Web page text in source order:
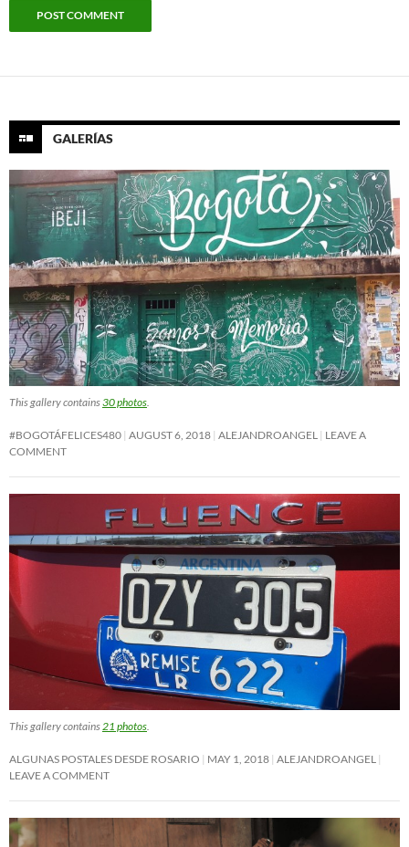
GALERÍAS
This gallery contains30 photos
#BOGOTÁFELICES480 AUGUST 6, 2018 ALEJANDROANGEL
LEAVE A
COMMENT
This gallery contains 21 photos
ALGUNAS POSTALES DESDE ROSARIO MAY 1, 2018 ALEJANDROANGEL
LEAVE A COMMENT